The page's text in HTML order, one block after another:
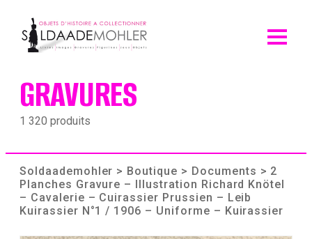
content
GRAVURES
1 320 produits
Soldaademohler > Boutique > Documents > 2
Planches Gravure – Illustration Richard Knötel
– Cavalerie – Cuirassier Prussien – Leib
Kuirassier N°1 / 1906 – Uniforme – Kuirassier